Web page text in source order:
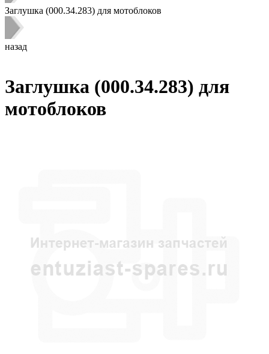
Заглушка (000.34.283) для мотоблоков
назад
Заглушка (000.34.283) для
мотоблоков